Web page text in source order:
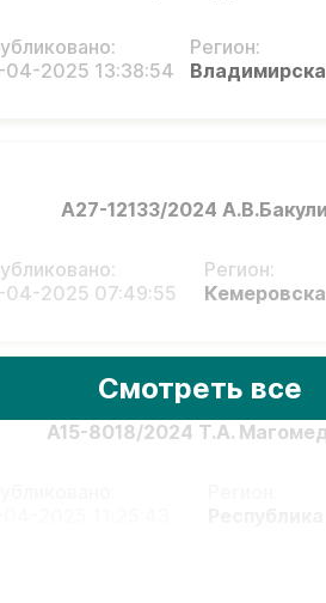
04-2025 13:38:54
Регион:
А27-12133/2024
04-2025 07:49:55
Регион:
А15-8018/2024 Т.А.
Смотреть все